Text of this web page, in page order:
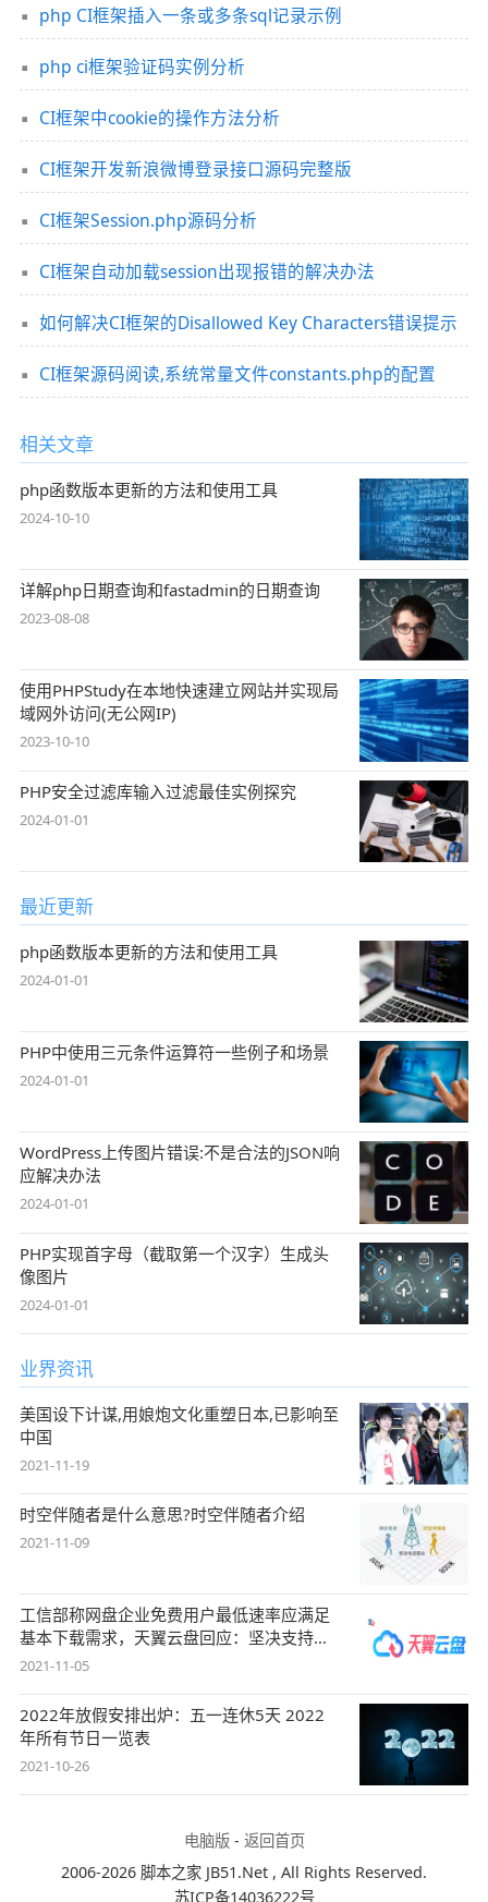
php CI框架插入一条或多条sql记录示例
php ci框架验证码实例分析
CI框架中cookie的操作方法分析
CI框架开发新浪微博登录接口源码完整版
CI框架Session.php源码分析
CI框架自动加载session出现报错的解决办法
如何解决CI框架的Disallowed Key Characters错误提示
CI框架源码阅读,系统常量文件constants.php的配置
相关文章
php函数版本更新的方法和使用工具
2024-10-10
详解php日期查询和fastadmin的日期查询
2023-08-08
使用PHPStudy在本地快速建立网站并实现局
域网外访问(无公网IP)
2023-10-10
PHP安全过滤库输入过滤最佳实例探究
2024-01-01
最近更新
php函数版本更新的方法和使用工具
2024-01-01
PHP中使用三元条件运算符一些例子和场景
2024-01-01
WordPress上传图片错误:不是合法的JSON响
应解决办法
2024-01-01
PHP实现首字母（截取第一个汉字）生成头
像图片
2024-01-01
业界资讯
美国设下计谋,用娘炮文化重塑日本,已影响至
中国
2021-11-19
时空伴随者是什么意思?时空伴随者介绍
2021-11-09
工信部称网盘企业免费用户最低速率应满足
基本下载需求，天翼云盘回应：坚决支持，
始终
2021-11-05
2022年放假安排出炉：五一连休5天 2022
年所有节日一览表
2021-10-26
电脑版- 返回首页
2006-2026 脚本之家 JB51.Net , All Rights Reserved.
苏ICP备14036222号